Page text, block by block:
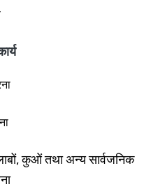
कुओं तथा अन्य सार्वजनिक